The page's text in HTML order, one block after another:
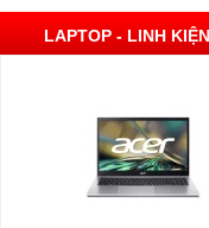
LAPTOP - LINH